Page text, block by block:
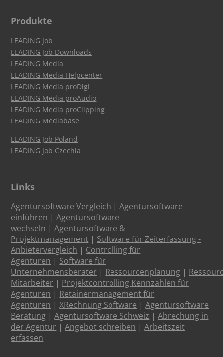
Produkte
LEADING Job
LEADING Job Downloads
LEADING Media
LEADING Media Helpcenter
LEADING Media proDigi
LEADING Media proAudio
LEADING Media proClipping
LEADING Mediabase
LEADING Job Poland
LEADING Job Czechia
Links
Agentursoftware Vergleich |Agentursoftware
einführen |Agentursoftware
wechseln |Agentursoftware &
Projektmanagement | Software für Zeiterfassung -
Anbietervergleich | Controlling für
Agenturen | Software für
Unternehmensberater | Ressourcenplanung |
Mitarbeiter | Projektcontrolling Kennzahlen für
Agenturen | Retainermanagement für
Agenturen |XRechnung Software |Agentursoftware
Beratung |Agentursoftware Schweiz |Abrechung in
der Agentur |Angebot schreiben |Arbeitszeit
erfassen